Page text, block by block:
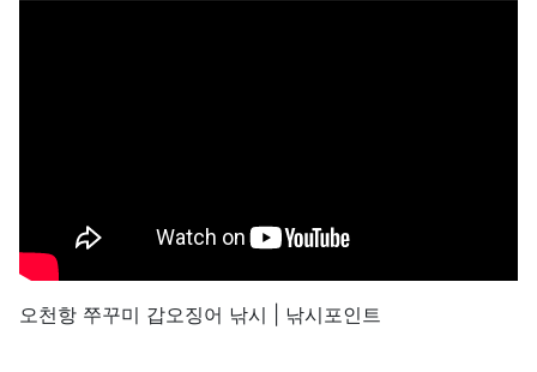
오천항 쭈꾸미 갑오징어 낚시 | 낚시포인트